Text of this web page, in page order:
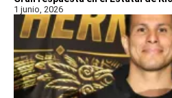
1 junio, 2026